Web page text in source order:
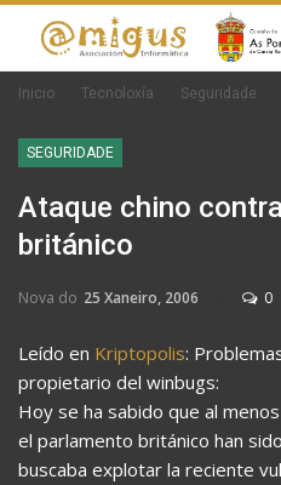
Inicio Tecnoloxía Seguridade
SEGURIDADE
Ataque chino
británico
Nova do 25 Xaneiro, 2006 0
Leído en Kriptopolis:
propietario del winbugs:
Hoy se ha sabido que al
el parlamento británico han
buscaba explotar la reciente